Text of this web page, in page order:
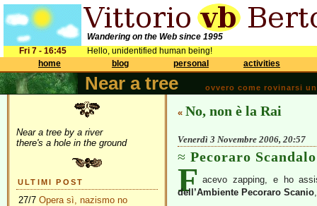
Wandering on the Web since 1995
Fri 7 - 16:45
Hello, unidentified human being!
home
blog personal activities
Near a tree ovvero come rovinarsi
Near a tree by a river
there's a hole in the ground
ULTIMI POST
27/7 Opera sì, nazismo no
« No, non è la Rai
Venerdì 3 Novembre 2006, 20:57
Pecoraro Scandalo
F acevo zapping, e ho
dell’Ambiente Pecoraro Scanio